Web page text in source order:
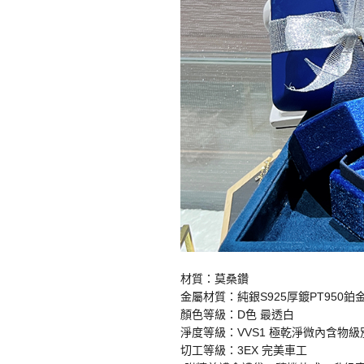
材質：莫桑鑽
金屬材質：純銀S925厚鍍PT950鉑
顏色等級：D色 最透白
淨度等級：VVS1 極乾淨微內含物級
切工等級：3EX 完美車工